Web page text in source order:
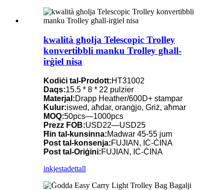
kwalità għolja Telescopic Trolley
konvertibbli manku Trolley għall-
irġiel nisa
Kodiċi tal-Prodott:HT31002
Daqs:15.5 * 8 * 22 pulzier
Materjal:Drapp Heather/600D+ stampar
Kulur:iswed, aħdar, oranġjo, Griż, aħmar
MOQ:50pcs—1000pcs
Prezz FOB:USD22—USD25
Ħin tal-kunsinna:Madwar 45-55 jum
Post tal-konsenja:FUJIAN, IĊ-ĊINA
Post tal-Oriġini:FUJIAN, IĊ-ĊINA
inkjestadettall